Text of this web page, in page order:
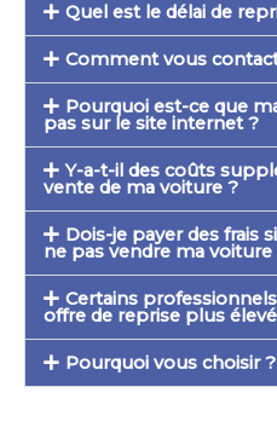
Quel est le délai de
Comment vous
Pourquoi est-ce que
pas sur le site internet ?
Y-a-t-il des coûts
vente de ma voiture ?
Dois-je payer des frais
ne pas vendre ma voiture
Certains
offre de reprise plus
Pourquoi vous choisir ?